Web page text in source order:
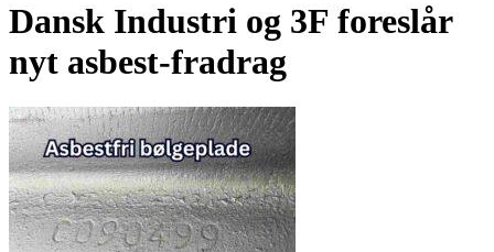
Dansk Industri og 3F foreslår
nyt asbest-fradrag